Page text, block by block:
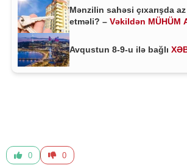
Mənzilin sahəsi çıxarışda
etməli? – Vəkildən MÜHÜM
Avqustun 8-9-u ilə bağlı
0 0